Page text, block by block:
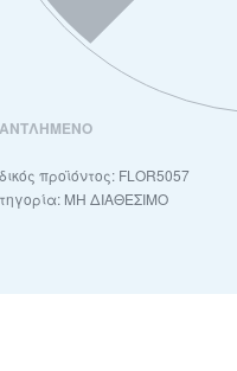
FLOR5057
ΜΗ ΔΙΑΘΕΣΙΜΟ